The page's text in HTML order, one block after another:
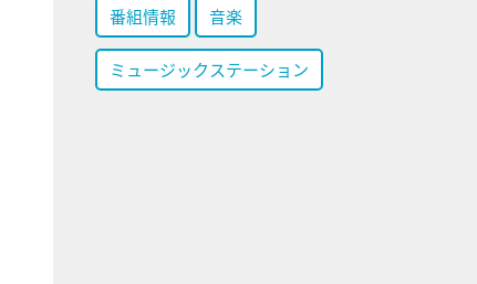
番組情報 音楽
ミュージックステーション